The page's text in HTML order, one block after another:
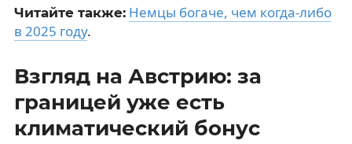
Читайте также: Немцы богаче, чем когда-либо
в 2025 году.
Взгляд на Австрию: за
границей уже есть
климатический бонус